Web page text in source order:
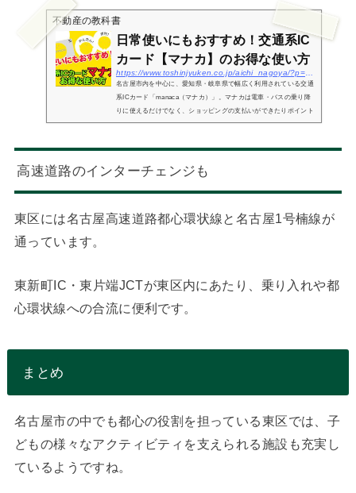
つサービスな...
不動産の教科書
日常使いにもおすすめ！交通系IC
カード【マナカ】のお得な使い方
https://www.toshinjyuken.co.jp/aichi_nagoya/?p=3649
名古屋市内を中心に、愛知県・岐阜県で幅広く利用されている交通
系ICカード「manaca（マナカ）」。マナカは電車・バスの乗り降
りに使えるだけでなく、ショッピングの支払いができたりポイント
がためられたりと様々なメリットがあります。この記事では、マナ
高速道路のインターチェンジも
東区には名古屋高速道路都心環状線と名古屋1号楠線が
通っています。
東新町IC・東片端JCTが東区内にあたり、乗り入れや都
心環状線への合流に便利です。
まとめ
名古屋市の中でも都心の役割を担っている東区では、子
どもの様々なアクティビティを支えられる施設も充実し
ているようですね。